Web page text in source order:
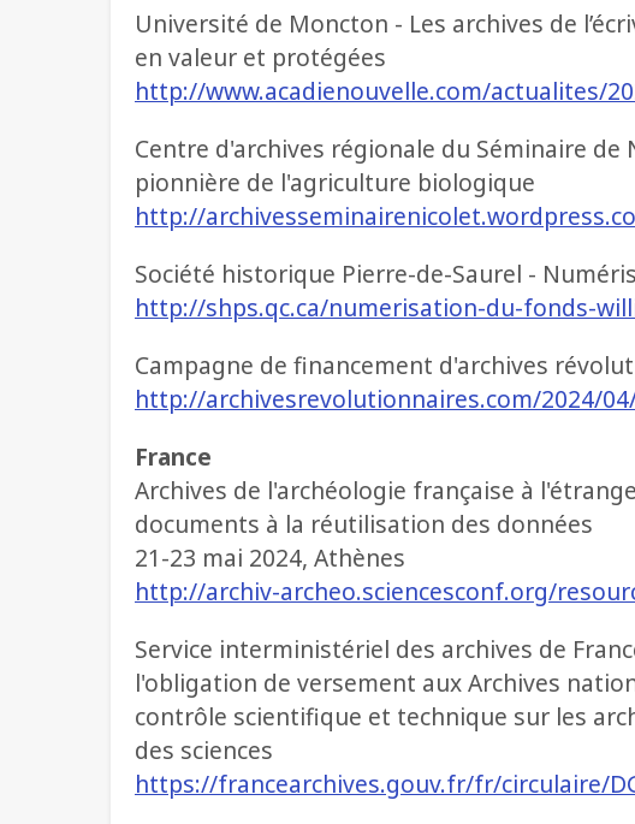
Université de Moncton - Les archives de
en valeur et protégées
http://www.acadienouvelle.com/actualites/
Centre d'archives régionale du Séminaire de
pionnière de l'agriculture biologique
http://
Société historique Pierre-de-Saurel -
http://shps.qc.ca/numerisation-du-fonds-
Campagne de financement d'archives
http://archivesrevolutionnaires.com/2024/
France
Archives de l'archéologie française à
documents à la réutilisation des données
21-23 mai 2024, Athènes
http://archiv-archeo.sciencesconf.org/
Service interministériel des archives de
l'obligation de versement aux Archives
contrôle scientifique et technique sur les
des sciences
https://francearchives.gouv.fr/fr/circulaire/